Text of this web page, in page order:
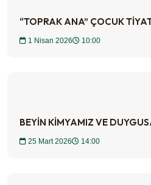
“TOPRAK ANA” ÇOCUK
1 Nisan 2026 10:00
BEYİN KİMYAMIZ VE
25 Mart 2026 14:00